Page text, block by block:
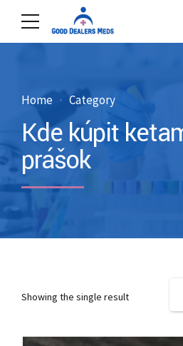
Home Category
Kde kúpiť
prášok
Showing the single result